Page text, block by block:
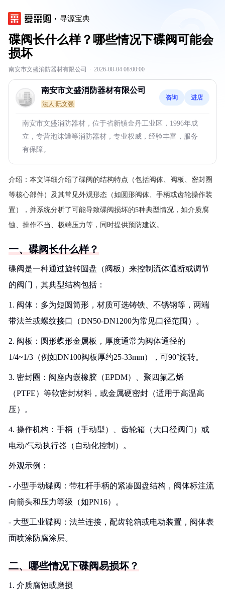
寻源宝典
碟阀长什么样？哪些情况下碟阀可能会
损坏
南安市文盛消防器材有限公司 · 2026-08-04 08:00:00
南安市文盛消防器材有限公司
法人:阮文强
咨询 进店
南安市文盛消防器材，位于省新镇金丹工业区，1996年成
立，专营泡沫罐等消防器材，专业权威，经验丰富，服务
有保障。
介绍： 本文详细介绍了碟阀的结构特点（包括阀体、阀板、密封圈
等核心部件）及其常见外观形态（如圆形阀体、手柄或齿轮操作装
置），并系统分析了可能导致碟阀损坏的5种典型情况，如介质腐
蚀、操作不当、极端压力等，同时提供预防建议。
一、碟阀长什么样？
碟阀是一种通过旋转圆盘（阀板）来控制流体通断或调节
的阀门，其典型结构包括：
1. 阀体：多为短圆筒形，材质可选铸铁、不锈钢等，两端
带法兰或螺纹接口（DN50-DN1200为常见口径范围）。
2. 阀板：圆形蝶形金属板，厚度通常为阀体通径的
1/4~1/3（例如DN100阀板厚约25-33mm），可90°旋转。
3. 密封圈：阀座内嵌橡胶（EPDM）、聚四氟乙烯
（PTFE）等软密封材料，或金属硬密封（适用于高温高
压）。
4. 操作机构：手柄（手动型）、齿轮箱（大口径阀门）或
电动/气动执行器（自动化控制）。
外观示例：
- 小型手动碟阀：带杠杆手柄的紧凑圆盘结构，阀体标注流
向箭头和压力等级（如PN16）。
- 大型工业碟阀：法兰连接，配齿轮箱或电动装置，阀体表
面喷涂防腐涂层。
二、哪些情况下碟阀易损坏？
1. 介质腐蚀或磨损